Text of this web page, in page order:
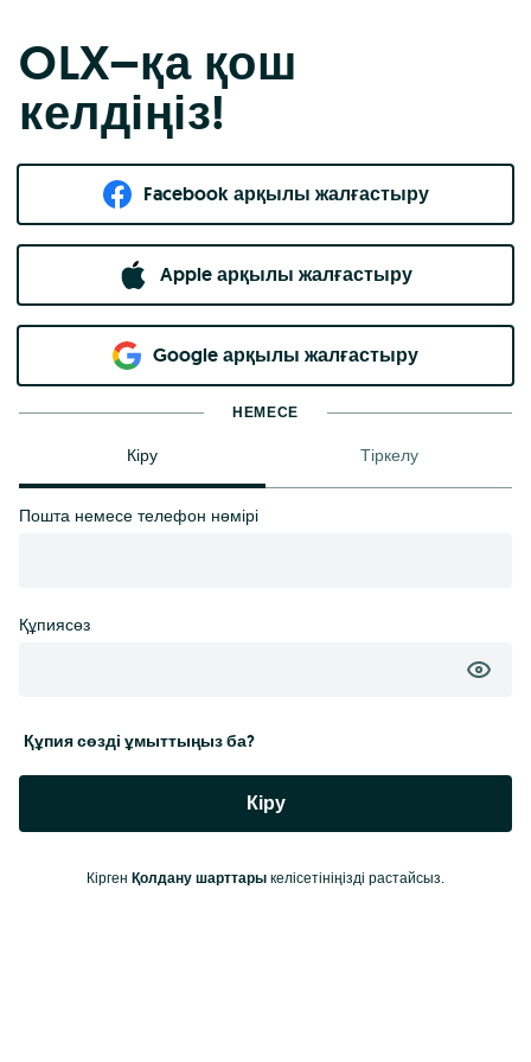
OLX–қа қош
келдіңіз!
Facebook арқылы жалғастыру
Apple арқылы жалғастыру
Google арқылы жалғастыру
НЕМЕСЕ
Кіру Тіркелу
Пошта немесе телефон нөмірі
Құпиясөз
Құпия сөзді ұмыттыңыз ба?
Кіру
Кірген Қолдану шарттары келісетініңізді растайсыз.